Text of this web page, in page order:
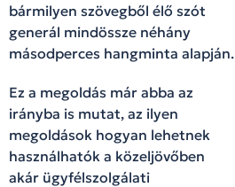
bármilyen szövegből élő szót
generál mindössze néhány
másodperces hangminta alapján.
Ez a megoldás már abba az
irányba is mutat, az ilyen
megoldások hogyan lehetnek
használhatók a közeljövőben
akár ügyfélszolgálati